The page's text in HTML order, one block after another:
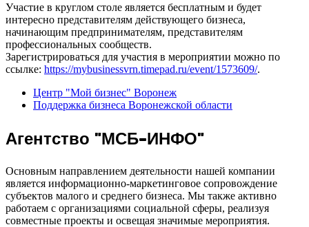
Участие в круглом столе является бесплатным и будет
интересно представителям действующего бизнеса,
начинающим предпринимателям, представителям
профессиональных сообществ.
Зарегистрироваться для участия в мероприятии можно по
ссылке: https://mybusinessvrn.timepad.ru/event/1573609/.
Центр "Мой бизнес" Воронеж
Поддержка бизнеса Воронежской области
Агентство "МСБ-ИНФО"
Основным направлением деятельности нашей компании
является информационно-маркетинговое сопровождение
субъектов малого и среднего бизнеса. Мы также активно
работаем с организациями социальной сферы, реализуя
совместные проекты и освещая значимые мероприятия.